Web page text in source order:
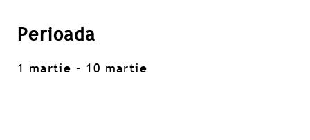
Perioada
1 martie – 10 martie